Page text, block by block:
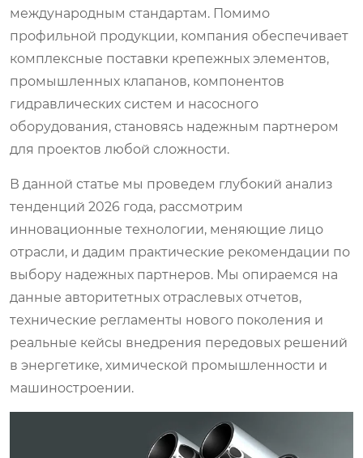
международным стандартам. Помимо
профильной продукции, компания обеспечивает
комплексные поставки крепежных элементов,
промышленных клапанов, компонентов
гидравлических систем и насосного
оборудования, становясь надежным партнером
для проектов любой сложности.
В данной статье мы проведем глубокий анализ
тенденций 2026 года, рассмотрим
инновационные технологии, меняющие лицо
отрасли, и дадим практические рекомендации по
выбору надежных партнеров. Мы опираемся на
данные авторитетных отраслевых отчетов,
технические регламенты нового поколения и
реальные кейсы внедрения передовых решений
в энергетике, химической промышленности и
машиностроении.